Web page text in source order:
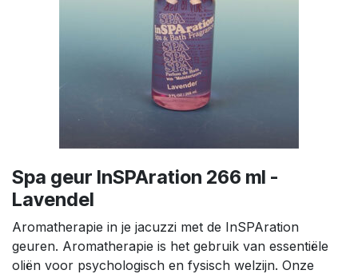
Spa geur InSPAration 266 ml -
Lavendel
Aromatherapie in je jacuzzi met de InSPAration
geuren. Aromatherapie is het gebruik van essentiële
oliën voor psychologisch en fysisch welzijn. Onze